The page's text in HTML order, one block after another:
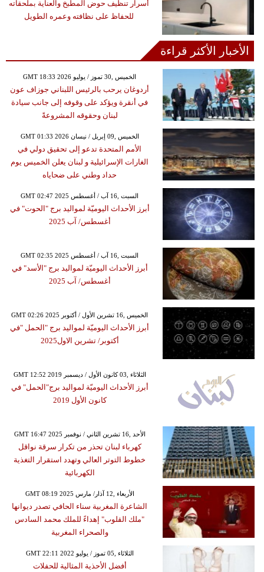
أسرار تنظيف حوض المطبخ والعناية بملحقاته
للحفاظ على نظافته وعمره الطويل
الأخبار الأكثر قراءة
GMT 18:33 2026 الخميس ,30 تموز / يوليو
أردوغان يرحب بالرئيس اللبناني جوزاف عون
في أنقرة ويؤكد على وقوفه إلى جانب سيادة
لبنان وحقوقه المشروعةً
GMT 01:33 2026 الخميس ,09 إبريل / نيسان
الأمم المتحدة تدعو إلى تحقيق دولي في
الغارات الإسرائيلية و لبنان يعلن الخميس يوم
حداد وطني على ضحاياه
GMT 02:47 2025 السبت ,16 آب / أغسطس
أبرز الأحداث اليوميّة لمواليد برج "الحوت" في
أغسطس/ آب 2025
GMT 02:35 2025 السبت ,16 آب / أغسطس
أبرز الأحداث اليوميّة لمواليد برج "الأسد" في
أغسطس/ آب 2025
GMT 02:26 2025 الخميس ,16 تشرين الأول / أكتوبر
أبرز الأحداث اليوميّة لمواليد برج "الحمل "في
أكتوبر/ تشرين الاول2025
GMT 12:52 2019 الثلاثاء ,03 كانون الأول / ديسمبر
أبرز الأحداث اليوميّة لمواليد برج"الحمل" في
كانون الأول 2019
GMT 16:47 2025 الأحد ,16 تشرين الثاني / نوفمبر
كهرباء لبنان تحذر من تكرار سرقة نواقل
خطوط التوتر العالي وتهدد استقرار التغذية
الكهربائية
GMT 08:19 2025 الأربعاء ,12 آذار/ مارس
الشاعرة المغربية سناء الحافي تصدر ديوانها
"ملك القلوب" إهداءً للملك محمد السادس
والصحراء المغربية
GMT 22:11 2022 الثلاثاء ,05 تموز / يوليو
أفضل الأحذية المثالية للحفلات